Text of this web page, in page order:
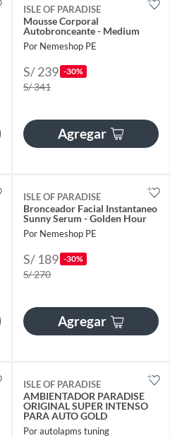
ISLE OF PARADISE
Mousse Corporal
Autobronceante - Medium
Por Nemeshop PE
S/ 239 -30%
S/ 341
Agregar
ISLE OF PARADISE
Bronceador Facial Instantaneo
Sunny Serum - Golden Hour
Por Nemeshop PE
S/ 189 -30%
S/ 270
Agregar
ISLE OF PARADISE
AMBIENTADOR PARADISE
ORIGINAL SUPER INTENSO
PARA AUTO GOLD
Por autolapms tuning